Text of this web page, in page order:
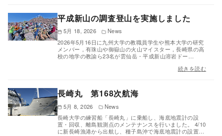
平成新山の調査登山を実施しました
5月 18, 2026
News
2026年5月16日に九州大学の教職員学生や熊本大学の研究
メンバー，有珠山や御嶽山の火山マイスター，長崎県の高
校の地学の教諭ら23名が雲仙岳・平成新山溶岩ドー…
続きを読む
長崎丸 第168次航海
5月 8, 2026
News
長崎大学の練習船「長崎丸」に乗船し、海底地震計の設
置・回収、離島観測点のメンテナンスを行いました。 4/10
に新長崎漁港から出航し、種子島沖で海底地震計の設置…